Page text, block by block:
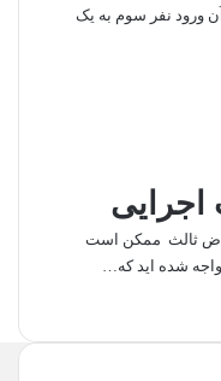
ورود نفر سوم به یک
اجرایی
ثالث ممکن است
شده اید که…